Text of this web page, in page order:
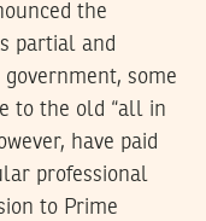
the
partial and
some
to the old “all in
have paid
professional
to Prime